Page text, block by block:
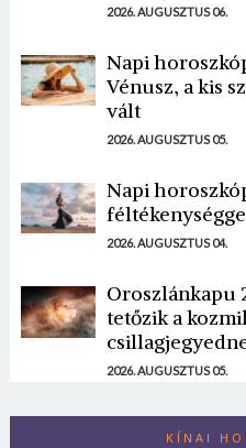
2026. AUGUSZTUS 06.
Napi
Vénusz, a kis
vált
2026. AUGUSZTUS 05.
Napi
2026. AUGUSZTUS 04.
Oroszlánkapu
tetőzik a
2026. AUGUSZTUS 05.
KÍNAI